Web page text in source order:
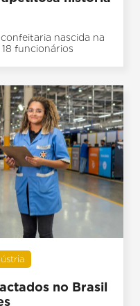
nascida na
funcionários
no Brasil